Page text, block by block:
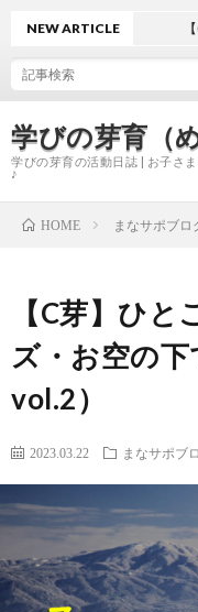
学びの芽育（
学びの芽育の活動日誌 | お子さ
♪
NEW ARTICLE 【C芽
HOME まなサポブロ
【C芽】ひ
ズ・お空の
vol.2）
2023.03.22 まなサポブ